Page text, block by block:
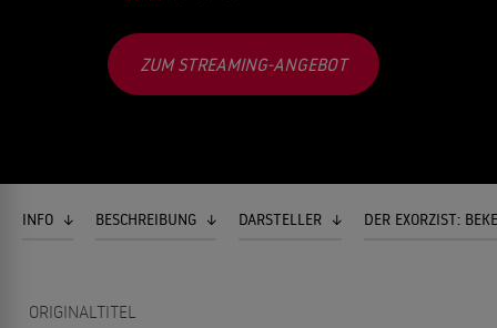
ZUM STREAMING-ANGEBOT
INFO BESCHREIBUNG DARSTELLER DER EXORZIST:
ORIGINALTITEL